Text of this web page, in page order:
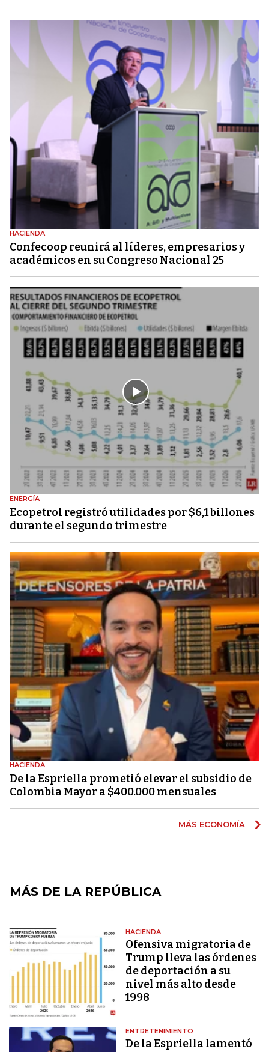
HACIENDA
Confecoop reunirá al líderes, empresarios y
académicos en su Congreso Nacional 25
ENERGÍA
Ecopetrol registró utilidades por $6,1 billones
durante el segundo trimestre
HACIENDA
De la Espriella prometió elevar el subsidio de
Colombia Mayor a $400.000 mensuales
MÁS ECONOMÍA
MÁS DE LA REPÚBLICA
HACIENDA
Ofensiva migratoria de
Trump lleva las órdenes
de deportación a su
nivel más alto desde
1998
ENTRETENIMIENTO
De la Espriella lamentó